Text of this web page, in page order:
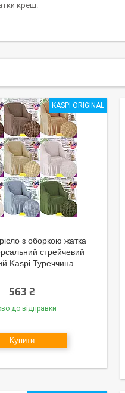
креш.
KASPI ORIGINAL
з оборкою жатка
стрейчевий
Kaspi Туреччина
563 ₴
до відправки
Купити